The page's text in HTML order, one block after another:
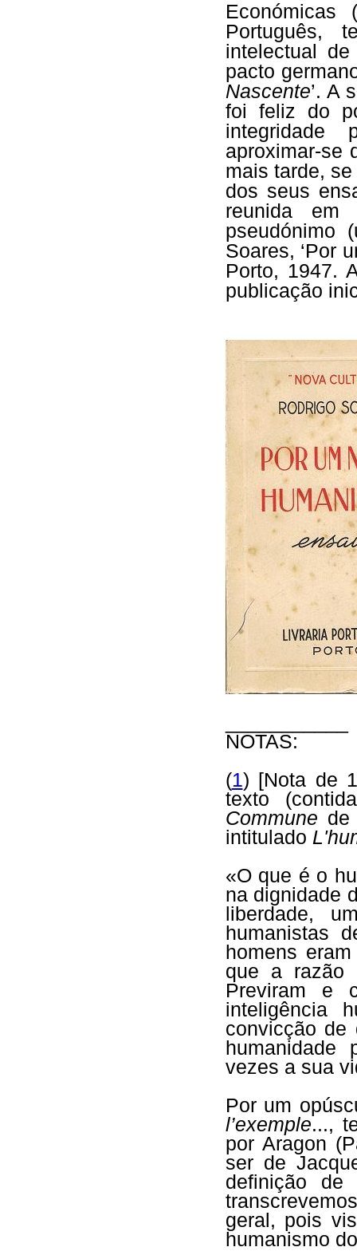
Económicas
Português,
intelectual
pacto
Nascente’. A
foi feliz do
integridade
aproximar-se
mais tarde,
dos seus
reunida
pseudónimo
Soares, ‘Por
Porto, 1947.
publicação
NOTAS:
(1) [Nota de
texto
Commune de
intitulado
«O que é o
na dignidade
liberdade,
humanistas
homens
que a razão
Previram e
inteligência
convicção
humanidade
vezes a sua
Por um
l’exemple...,
por Aragon
ser de
definição
geral, pois
humanismo